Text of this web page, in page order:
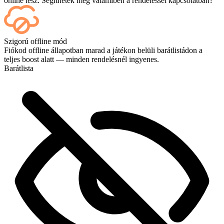
Igen – minden mérkőzés megjelenik az irányítópultodon, amint
véget ér, és ha magukat a játékokat is szeretnéd nézni, add hozzá a
Streaming szolgáltatást a fizetéskor.
Szigorú offline mód
Fiókod offline állapotban marad a játékon belüli barátlistádon a
teljes boost alatt — minden rendelésnél ingyenes.
Barátlista